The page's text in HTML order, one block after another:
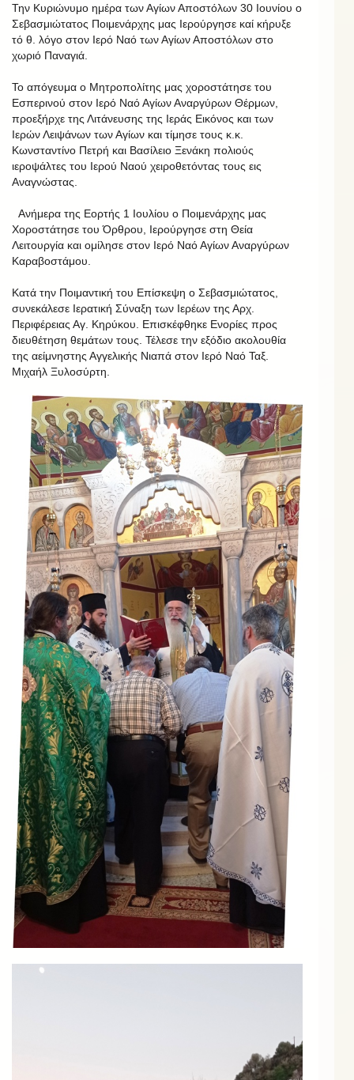
Την Κυριώνυμο ημέρα των Αγίων Αποστόλων 30 Ιουνίου ο
Σεβασμιώτατος Ποιμενάρχης μας Ιερούργησε καί κήρυξε
τό θ. λόγο στον Ιερό Ναό των Αγίων Αποστόλων στο
χωριό Παναγιά.
Το απόγευμα ο Μητροπολίτης μας χοροστάτησε του
Εσπερινού στον Ιερό Ναό Αγίων Αναργύρων Θέρμων,
προεξήρχε της Λιτάνευσης της Ιεράς Εικόνος και των
Ιερών Λειψάνων των Αγίων και τίμησε τους κ.κ.
Κωνσταντίνο Πετρή και Βασίλειο Ξενάκη πολιούς
ιεροψάλτες του Ιερού Ναού χειροθετόντας τους εις
Αναγνώστας.
Ανήμερα της Εορτής 1 Ιουλίου ο Ποιμενάρχης μας
Χοροστάτησε του Όρθρου, Ιερούργησε στη Θεία
Λειτουργία και ομίλησε στον Ιερό Ναό Αγίων Αναργύρων
Καραβοστάμου.
Κατά την Ποιμαντική του Επίσκεψη ο Σεβασμιώτατος,
συνεκάλεσε Ιερατική Σύναξη των Ιερέων της Αρχ.
Περιφέρειας Αγ. Κηρύκου. Επισκέφθηκε Ενορίες προς
διευθέτηση θεμάτων τους. Τέλεσε την εξόδιο ακολουθία
της αείμνηστης Αγγελικής Νιαπά στον Ιερό Ναό Ταξ.
Μιχαήλ Ξυλοσύρτη.